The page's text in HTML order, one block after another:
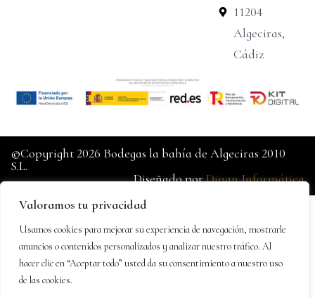
Valoramos tu privacidad
Usamos cookies para mejorar su experiencia de navegación, mostrarle
anuncios o contenidos personalizados y analizar nuestro tráfico. Al
hacer clic en “Aceptar todo” usted da su consentimiento a nuestro uso
de las cookies.
11204
Algeciras,
Cádiz
©Copyright 2026 Bodegas la bahía de Algeciras 2010
S.L.
Diseñado porDinan Informática